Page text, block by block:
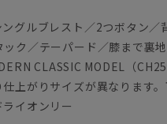
グルブレスト／2つボタン
ク／テーパード／膝まで裏地
CLASSIC MODEL（CH25
上がりサイズが異なります
ライオンリー